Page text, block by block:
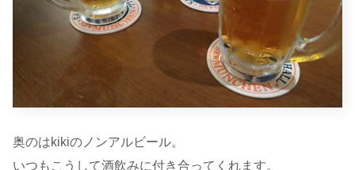
奥のはkikiのノンアルビール。
いつもこうして酒飲みに付き合ってくれます。